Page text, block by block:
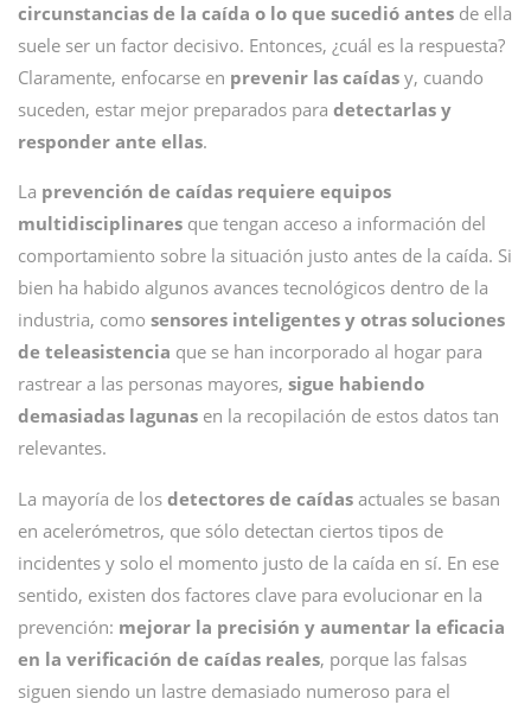
circunstancias de la caída o lo que sucedió antes de ella
suele ser un factor decisivo. Entonces, ¿cuál es la respuesta?
Claramente, enfocarse en prevenir las caídas y, cuando
suceden, estar mejor preparados para detectarlas y
responder ante ellas.
La prevención de caídas requiere equipos
multidisciplinares que tengan acceso a información del
comportamiento sobre la situación justo antes de la caída. Si
bien ha habido algunos avances tecnológicos dentro de la
industria, como sensores inteligentes y otras soluciones
de teleasistencia que se han incorporado al hogar para
rastrear a las personas mayores, sigue habiendo
demasiadas lagunas en la recopilación de estos datos tan
relevantes.
La mayoría de los detectores de caídas actuales se basan
en acelerómetros, que sólo detectan ciertos tipos de
incidentes y solo el momento justo de la caída en sí. En ese
sentido, existen dos factores clave para evolucionar en la
prevención: mejorar la precisión y aumentar la eficacia
en la verificación de caídas reales, porque las falsas
siguen siendo un lastre demasiado numeroso para el